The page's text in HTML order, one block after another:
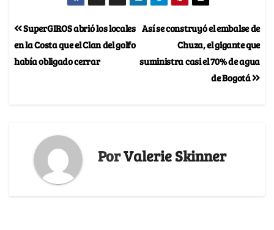
Así se construyó el embalse de
Chuza, el gigante que
suministra casi el 70% de agua
de Bogotá
SuperGIROS abrió los locales
en la Costa que el Clan del golfo
había obligado cerrar
PorValerie Skinner